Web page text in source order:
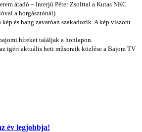
átadó – Interjú Péter Zsolttal a Kutas NKC
a horgásztónál)
és hang zavaróan szakadozik. A kép viszont
híreket találjak a honlapon.
igért aktuális heti műsoraik közlése a Bajom TV
év legjobbja!